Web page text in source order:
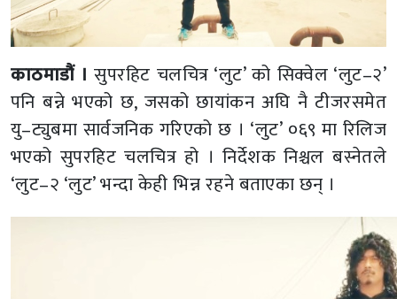
काठमाडौं । सुपरहिट चलचित्र ‘लुट’ को सिक्वेल ‘लुट–२’
पनि बन्ने भएको छ, जसको छायांकन अघि नै टीजरसमेत
यु–ट्युबमा सार्वजनिक गरिएको छ । ‘लुट’ ०६९ मा रिलिज
भएको सुपरहिट चलचित्र हो । निर्देशक निश्चल बस्नेतले
‘लुट–२ ‘लुट’ भन्दा केही भिन्न रहने बताएका छन् ।